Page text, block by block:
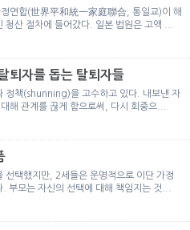
정연합(世界平和統一家庭聯合, 통일교)이 해
청산 절차에 들어갔다. 일본 법원은 고액 ...
퇴자를 돕는 탈퇴자들
정책(shunning)을 고수하고 있다. 내보낸 자
해 관계를 끊게 함으로써, 다시 회중으...
선택했지만, 2세들은 운명적으로 이단 가정
부모는 자신의 선택에 대해 책임지는 것...